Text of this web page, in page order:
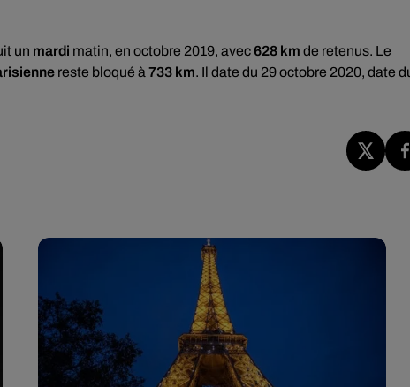
un mardi matin, en octobre 2019, avec 628 km de retenus. Le
reste bloqué à 733 km. Il date du 29 octobre 2020, date